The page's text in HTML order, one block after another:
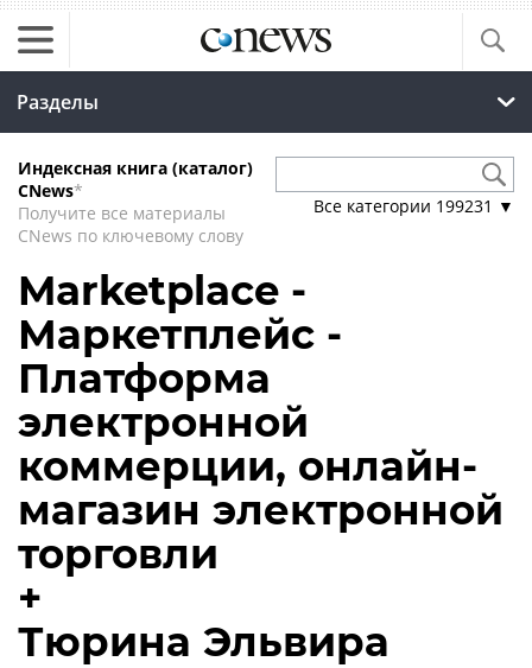
Разделы
Индексная книга (каталог)
CNews*
Получите все материалы
CNews по ключевому слову
Все категории 199231 ▼
Marketplace -
Маркетплейс -
Платформа
электронной
коммерции, онлайн-
магазин электронной
торговли
+
Тюрина Эльвира